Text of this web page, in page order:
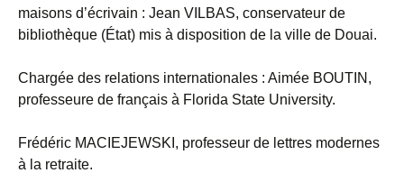
maisons d’écrivain : Jean VILBAS, conservateur de
bibliothèque (État) mis à disposition de la ville de Douai.
Chargée des relations internationales : Aimée BOUTIN,
professeure de français à Florida State University.
Frédéric MACIEJEWSKI, professeur de lettres modernes
à la retraite.